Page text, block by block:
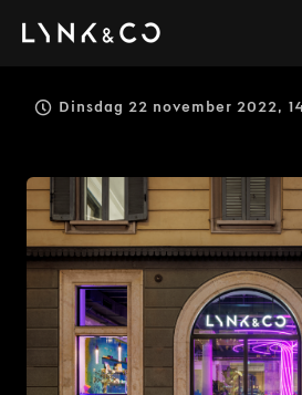
Dinsdag 22 november 2022,